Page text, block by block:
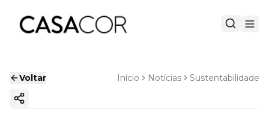
Voltar Início Notícias Sustentabilidade
Copiar link